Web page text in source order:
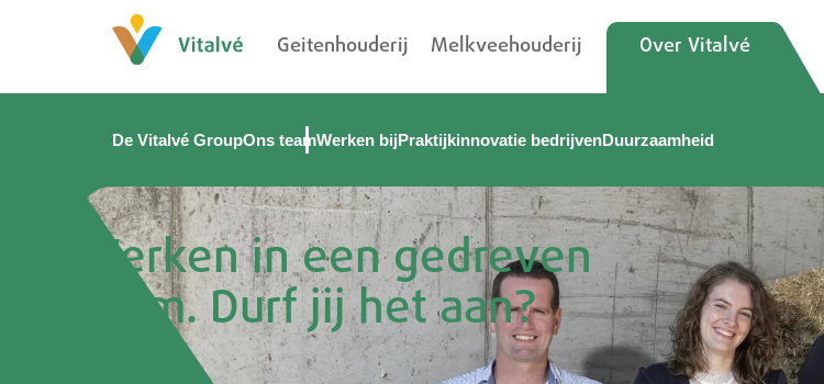
Geitenhouderij Melkveehouderij Over Vitalvé
De Vitalvé GroupOns teamWerken bijPraktijkinnovatie bedrijvenDuurzaamheid
Werken in een gedreven
team. Durf jij het aan?